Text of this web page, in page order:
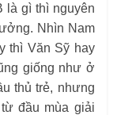
là gì thì nguyên
Nhìn Nam
thì Văn Sỹ hay
giống như ở
thủ trẻ, nhưng
đầu mùa giải